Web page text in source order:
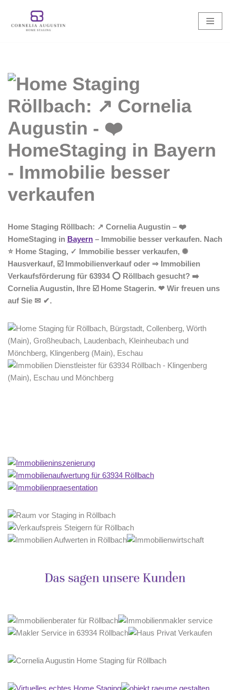
Zum
Home Staging Röllbach: ↗️ Cornelia Augustin – ❤️
HomeStaging in Bayern – Immobilie besser verkaufen. Nach
⭐ Home Staging, ✓ Immobilie besser verkaufen, ✺
Hausverkauf, ☑️ Immobilienverkauf oder ⇒ Immobilien
Verkaufsförderung für 63934 ⭕ Röllbach gesucht? ➡️
Cornelia Augustin, Ihre ☑️ Home Stagerin. ❤ Wir freuen uns
auf Sie ✉ ✔.